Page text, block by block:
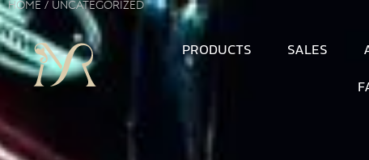
PRODUCTS SALES
Home / Uncategorized